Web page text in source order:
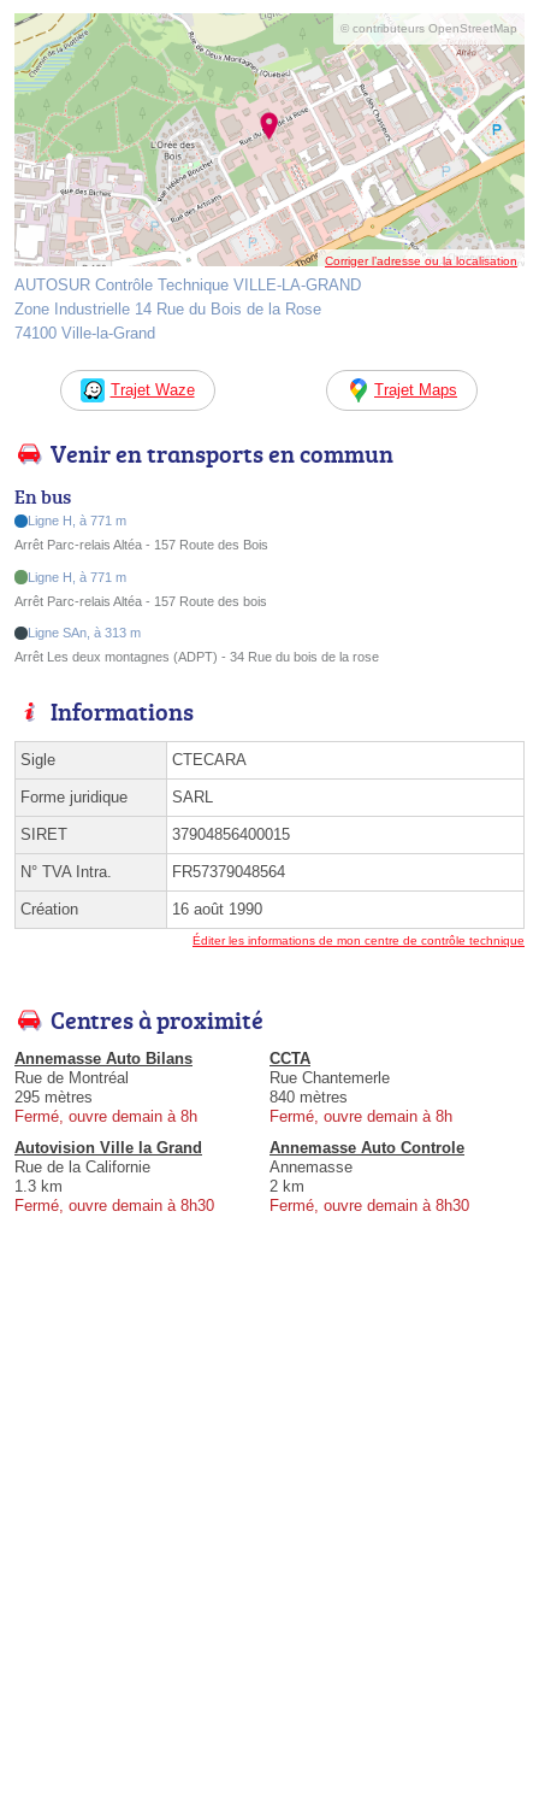
© contributeurs OpenStreetMap
Corriger l’adresse ou la localisation
AUTOSUR Contrôle Technique VILLE-LA-GRAND
Zone Industrielle 14 Rue du Bois de la Rose
74100 Ville-la-Grand
Trajet Waze Trajet Maps
Venir en transports en commun
En bus
Ligne H, à 771 m
Arrêt Parc-relais Altéa - 157 Route des Bois
Ligne H, à 771 m
Arrêt Parc-relais Altéa - 157 Route des bois
Ligne SAn, à 313 m
Arrêt Les deux montagnes (ADPT) - 34 Rue du bois de la rose
Informations
Sigle CTECARA
Forme juridique SARL
SIRET 37904856400015
N° TVA Intra. FR57379048564
Création 16 août 1990
Éditer les informations de mon centre de contrôle technique
Centres à proximité
Annemasse Auto Bilans
Rue de Montréal
295 mètres
Fermé, ouvre demain à 8h
CCTA
Rue Chantemerle
840 mètres
Fermé, ouvre demain à 8h
Autovision Ville la Grand
Rue de la Californie
1.3 km
Fermé, ouvre demain à 8h30
Annemasse Auto Controle
Annemasse
2 km
Fermé, ouvre demain à 8h30